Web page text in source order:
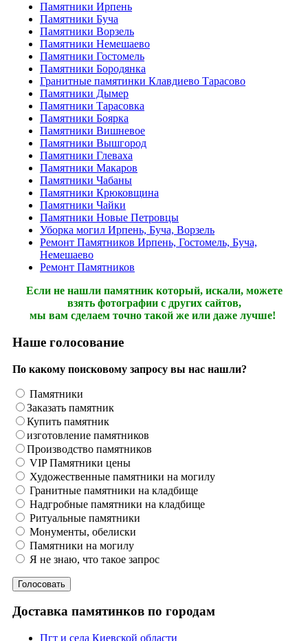
Памятники Ирпень
Памятники Буча
Памятники Ворзель
Памятники Немешаево
Памятники Гостомель
Памятники Бородянка
Гранитные памятинки Клавдиево Тарасово
Памятники Дымер
Памятники Тарасовка
Памятники Боярка
Памятники Вишневое
Памятники Вышгород
Памятники Глеваха
Памятники Макаров
Памятники Чабаны
Памятники Крюковщина
Памятники Чайки
Памятники Новые Петровцы
Уборка могил Ирпень, Буча, Ворзель
Ремонт Памятников Ирпень, Гостомель, Буча,
Немешаево
Ремонт Памятников
Если не нашли памятник который, искали, можете
взять фотографии с других сайтов,
мы вам сделаем точно такой же или даже лучше!
Наше голосование
По какому поисковому запросу вы нас нашли?
Памятники
Заказать памятник
Купить памятник
изготовление памятников
Производство памятников
VIP Памятники цены
Художественные памятники на могилу
Гранитные памятники на кладбище
Надгробные памятники на кладбище
Ритуальные памятники
Монументы, обелиски
Памятники на могилу
Я не знаю, что такое запрос
Доставка памятинков по городам
Пгт и села Киевской области